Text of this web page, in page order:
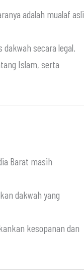
adalah mualaf asli
secara legal.
Islam, serta
Barat masih
dakwah yang
kesopanan dan